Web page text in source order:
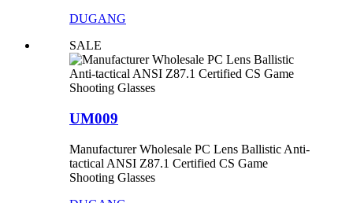
DUGANG
SALE
UM009
Manufacturer Wholesale PC Lens Ballistic Anti-
tactical ANSI Z87.1 Certified CS Game
Shooting Glasses